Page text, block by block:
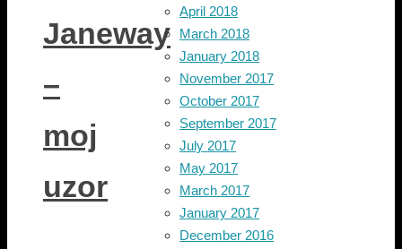
Janeway
–
moj
uzor
April 2018
March 2018
January 2018
November 2017
October 2017
September 2017
July 2017
May 2017
March 2017
January 2017
December 2016